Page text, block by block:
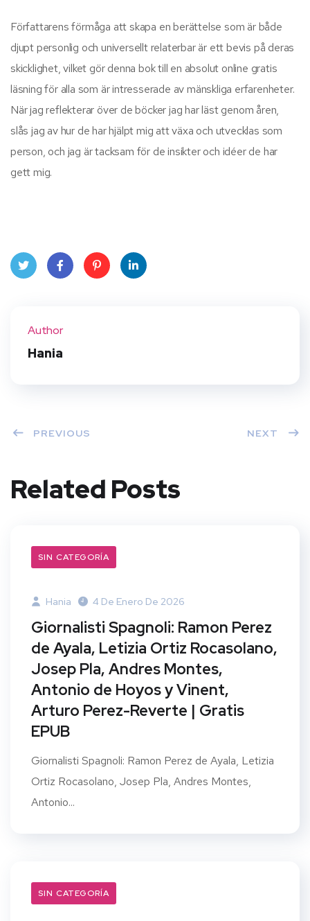
Författarens förmåga att skapa en berättelse som är både
djupt personlig och universellt relaterbar är ett bevis på deras
skicklighet, vilket gör denna bok till en absolut online gratis
läsning för alla som är intresserade av mänskliga erfarenheter.
När jag reflekterar över de böcker jag har läst genom åren,
slås jag av hur de har hjälpt mig att växa och utvecklas som
person, och jag är tacksam för de insikter och idéer de har
gett mig.
Author
Hania
PREVIOUS NEXT
Related Posts
SIN CATEGORÍA
Hania 4 De Enero De 2026
Giornalisti Spagnoli: Ramon Perez
de Ayala, Letizia Ortiz Rocasolano,
Josep Pla, Andres Montes,
Antonio de Hoyos y Vinent,
Arturo Perez-Reverte | Gratis
EPUB
Giornalisti Spagnoli: Ramon Perez de Ayala, Letizia
Ortiz Rocasolano, Josep Pla, Andres Montes,
Antonio...
SIN CATEGORÍA